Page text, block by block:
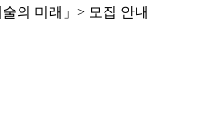
의 미래」> 모집 안내